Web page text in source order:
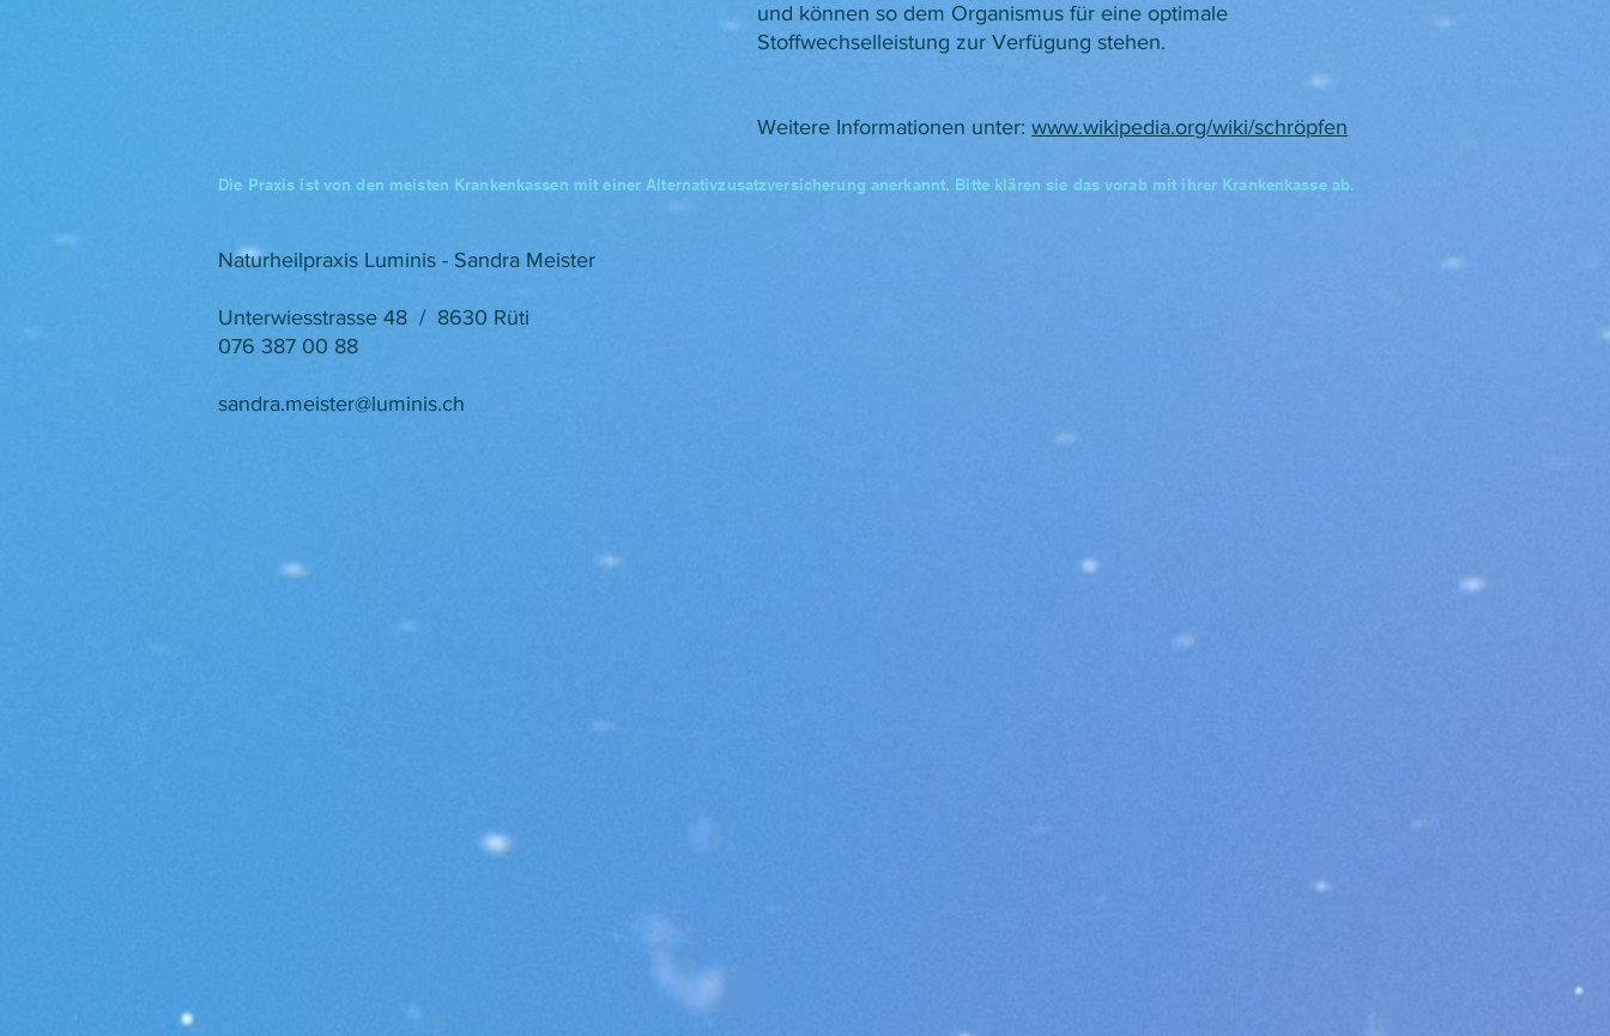
und können so dem Organismus für eine optimale
Stoffwechselleistung zur Verfügung stehen.
​Weitere Informationen unter: www.wikipedia.org/wiki/schröpfen
Die Praxis ist von den meisten Krankenkassen mit einer Alternativzusatzversicherung anerkannt. Bitte klären sie das vorab mit ihrer Krankenkasse ab.
Naturheilpraxis Luminis - Sandra Meister
Unterwiesstrasse 48 / 8630 Rüti
076 387 00 88
sandra.meister@luminis.ch